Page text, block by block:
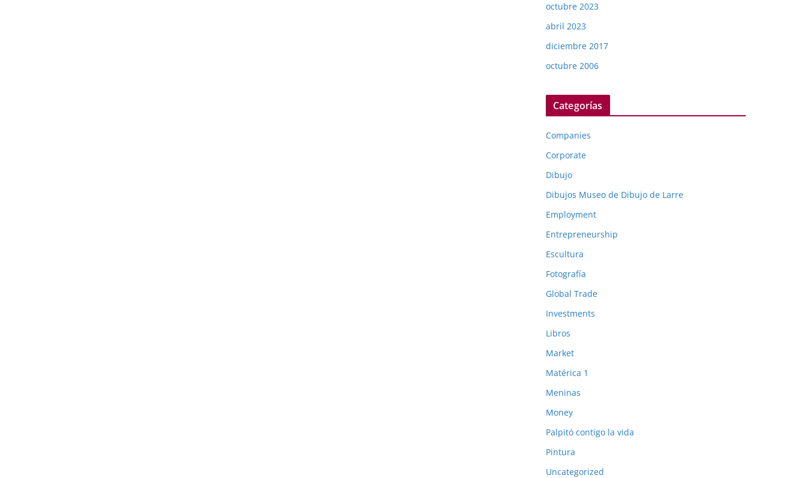
octubre 2023
abril 2023
diciembre 2017
octubre 2006
Categorías
Companies
Corporate
Dibujo
Dibujos Museo de Dibujo de Larre
Employment
Entrepreneurship
Escultura
Fotografía
Global Trade
Investments
Libros
Market
Matérica 1
Meninas
Money
Palpitó contigo la vida
Pintura
Uncategorized